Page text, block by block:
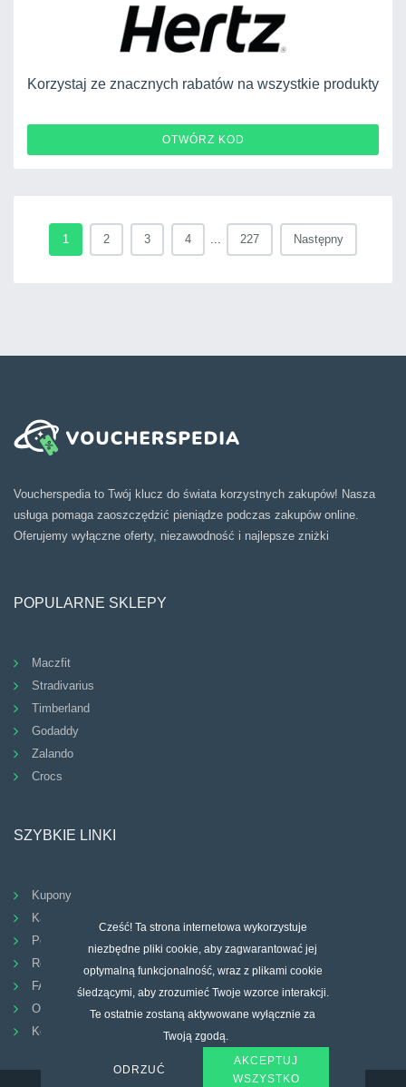
Cześć! Ta strona internetowa wykorzystuje
niezbędne pliki cookie, aby zagwarantować jej
optymalną funkcjonalność, wraz z plikami cookie
śledzącymi, aby zrozumieć Twoje wzorce interakcji.
Te ostatnie zostaną aktywowane wyłącznie za
Twoją zgodą.
ODRZUĆ
AKCEPTUJ
WSZYSTKO
Korzystaj ze znacznych rabatów na wszystkie produkty
OTWÓRZ KOD
1 2 3 4 227 Następny
Voucherspedia to Twój klucz do świata korzystnych zakupów! Nasza
usługa pomaga zaoszczędzić pieniądze podczas zakupów online.
Oferujemy wyłączne oferty, niezawodność i najlepsze zniżki
POPULARNE SKLEPY
Maczfit
Stradivarius
Timberland
Godaddy
Zalando
Crocs
SZYBKIE LINKI
Kupony
Kategorie
Polityka Prywatności
Regulamin
FAQ
Odbicie
Kontakt